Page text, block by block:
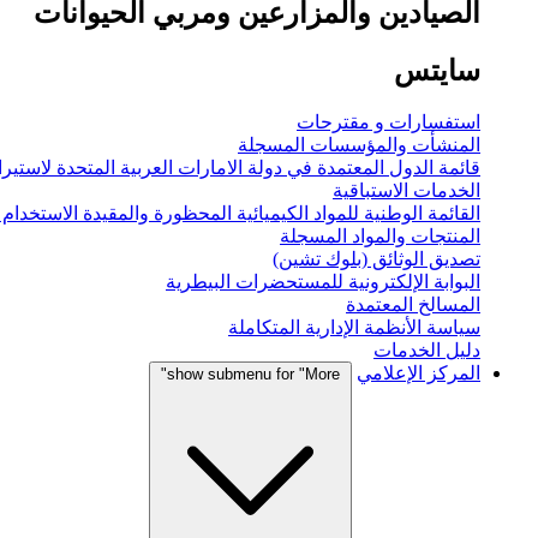
الصيادين والمزارعين ومربي الحيوانات
سايتس
استفسارات و مقترحات
المنشأت والمؤسسات المسجلة
قائمة الدول المعتمدة في دولة الامارات العربية المتحدة
الخدمات الاستباقية
القائمة الوطنية للمواد الكيميائية المحظورة والمقيدة
المنتجات والمواد المسجلة
تصديق الوثائق (بلوك تشين)
البوابة الإلكترونية للمستحضرات البيطرية
المسالخ المعتمدة
سياسة الأنظمة الإدارية المتكاملة
دليل الخدمات
المركز الإعلامي
show submenu for "More"